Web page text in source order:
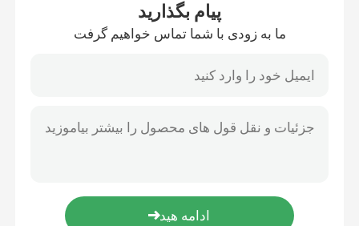
نمایش واقعیت مجازی
کنترل کیفیت
پیام بگذارید
ما به زودی با شما تماس خواهیم گرفت